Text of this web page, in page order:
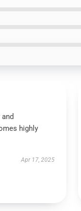
highly
Apr 17, 2025